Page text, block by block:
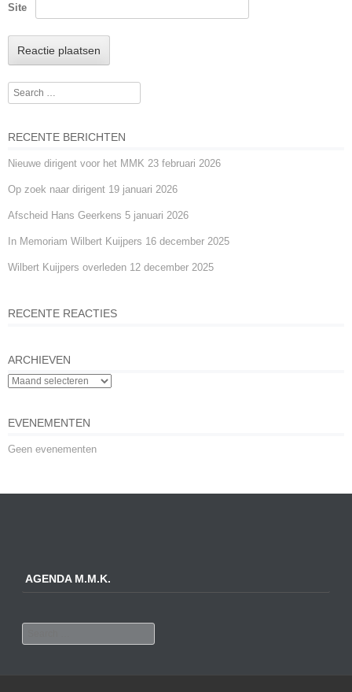
Site
Search
RECENTE BERICHTEN
Nieuwe dirigent voor het MMK 23 februari 2026
Op zoek naar dirigent 19 januari 2026
Afscheid Hans Geerkens 5 januari 2026
In Memoriam Wilbert Kuijpers 16 december 2025
Wilbert Kuijpers overleden 12 december 2025
RECENTE REACTIES
ARCHIEVEN
EVENEMENTEN
Geen evenementen
AGENDA M.M.K.